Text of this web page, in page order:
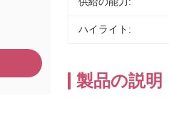
ハイライト:
製品の説明